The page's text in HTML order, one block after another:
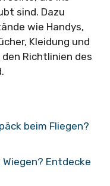
sind. Dazu
wie Handys,
Kleidung und
Richtlinien des
beim Fliegen?
Entdecke